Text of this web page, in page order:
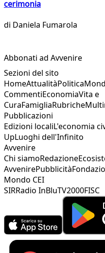
cerimonia
di Daniela Fumarola
Abbonati ad Avvenire
Sezioni del sito
HomeAttualitàPolitica
CommentiEconomiaVita e
CuraFamigliaRubriche
Pubblicazioni
Edizioni localiL'economia
UpLuoghi dell'Infinito
Avvenire
Chi siamoRedazione
AvvenirePubblicità
Mondo CEI
SIRRadio InBluTV2000FISC